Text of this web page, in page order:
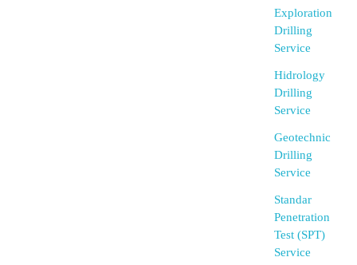
Exploration
Drilling
Service
Hidrology
Drilling
Service
Geotechnic
Drilling
Service
Standar
Penetration
Test (SPT)
Service